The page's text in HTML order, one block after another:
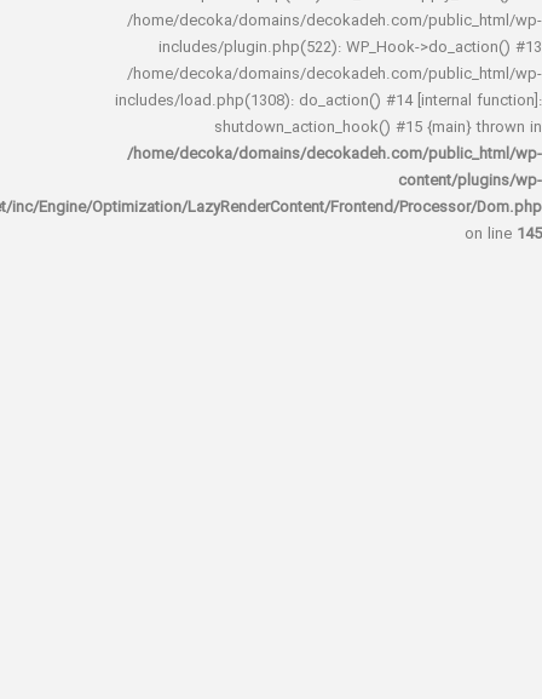
/home/decoka/domains/decokadeh.com/
includes/plugin.php(522): WP_Hook-
/home/decoka/domains/decokadeh.com/
includes/load.php(1308): do_action() #14
shutdown_action_hook() #15
/home/decoka/domains/decokadeh.com/
rocket/inc/Engine/Optimization/LazyRenderContent/Frontend/